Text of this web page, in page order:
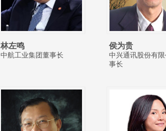
林左鸣
中航工业集团董事长
侯为贵
中兴通讯股份有
事长